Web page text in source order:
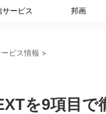
ービス 邦画
ビス情報 >
を9項目で